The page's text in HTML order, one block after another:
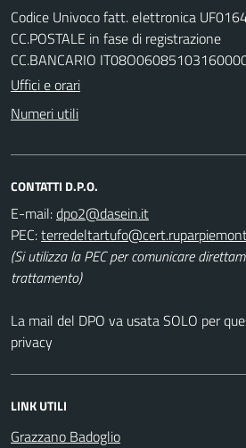
Codice Univoco fatt. elettronica
CC.POSTALE in fase di registrazione
CC.BANCARIO
Uffici e orari
Numeri utili
CONTATTI D.P.O.
E-mail:
PEC:
(Si utilizza la PEC per comunicare
trattamento)
La mail del DPO va usata SOLO per
privacy
LINK UTILI
Grazzano Badoglio